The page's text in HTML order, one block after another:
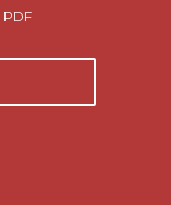
PDF